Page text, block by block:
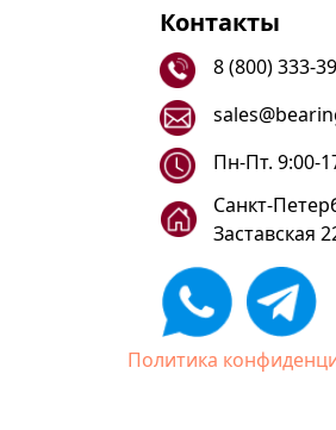
Контакты
8 (800) 333-
Санкт-
Заставская
Пн-Пт. 9:00-
Политика